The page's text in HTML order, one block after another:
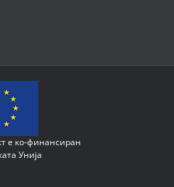
е ко-финансиран
Унија